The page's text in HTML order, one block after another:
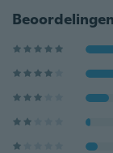
Beoordelingen